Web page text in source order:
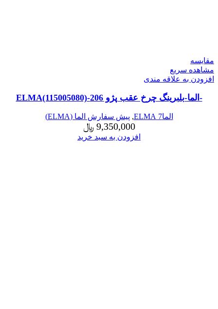
مقایسه
مشاهده سریع
افزودن به علاقه مندی
-الما-بلبرینگ چرخ عقب پژو 206-ELMA(115005080)
الما7 ELMA , پیش سفارش الما (ELMA)
9,350,000 ﷼
افزودن به سبد خرید